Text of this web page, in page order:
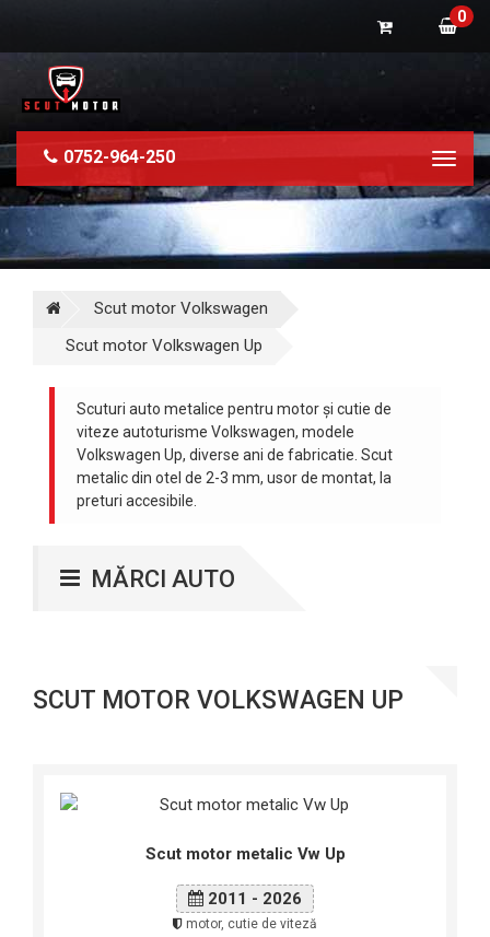
0
0752-964-250
Scut motor Volkswagen
Scut motor Volkswagen Up
Scuturi auto metalice pentru motor și cutie de
viteze autoturisme Volkswagen, modele
Volkswagen Up, diverse ani de fabricatie. Scut
metalic din otel de 2-3 mm, usor de montat, la
preturi accesibile.
MĂRCI AUTO
SCUT MOTOR VOLKSWAGEN UP
Scut motor metalic Vw Up
2011 - 2026
motor, cutie de viteză